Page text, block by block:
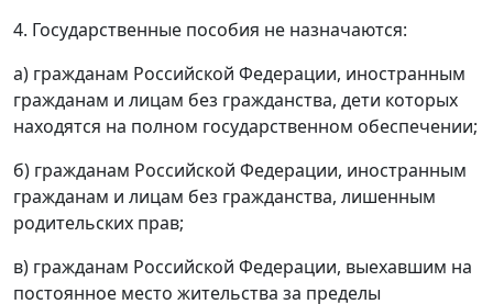
4. Государственные пособия не назначаются:
а) гражданам Российской Федерации, иностранным
гражданам и лицам без гражданства, дети которых
находятся на полном государственном обеспечении;
б) гражданам Российской Федерации, иностранным
гражданам и лицам без гражданства, лишенным
родительских прав;
в) гражданам Российской Федерации, выехавшим на
постоянное место жительства за пределы